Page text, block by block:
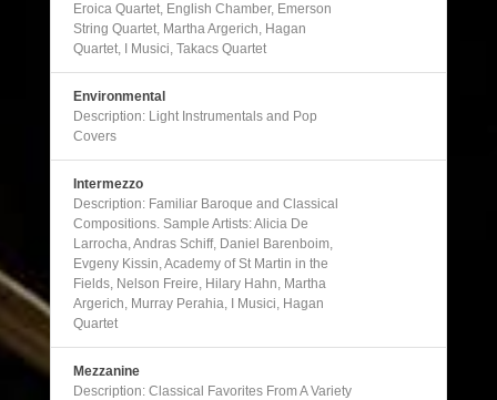
Eroica Quartet, English Chamber, Emerson
String Quartet, Martha Argerich, Hagan
Quartet, I Musici, Takacs Quartet
Environmental
Description: Light Instrumentals and Pop
Covers
Intermezzo
Description: Familiar Baroque and Classical
Compositions. Sample Artists: Alicia De
Larrocha, Andras Schiff, Daniel Barenboim,
Evgeny Kissin, Academy of St Martin in the
Fields, Nelson Freire, Hilary Hahn, Martha
Argerich, Murray Perahia, I Musici, Hagan
Quartet
Mezzanine
Description: Classical Favorites From A Variety